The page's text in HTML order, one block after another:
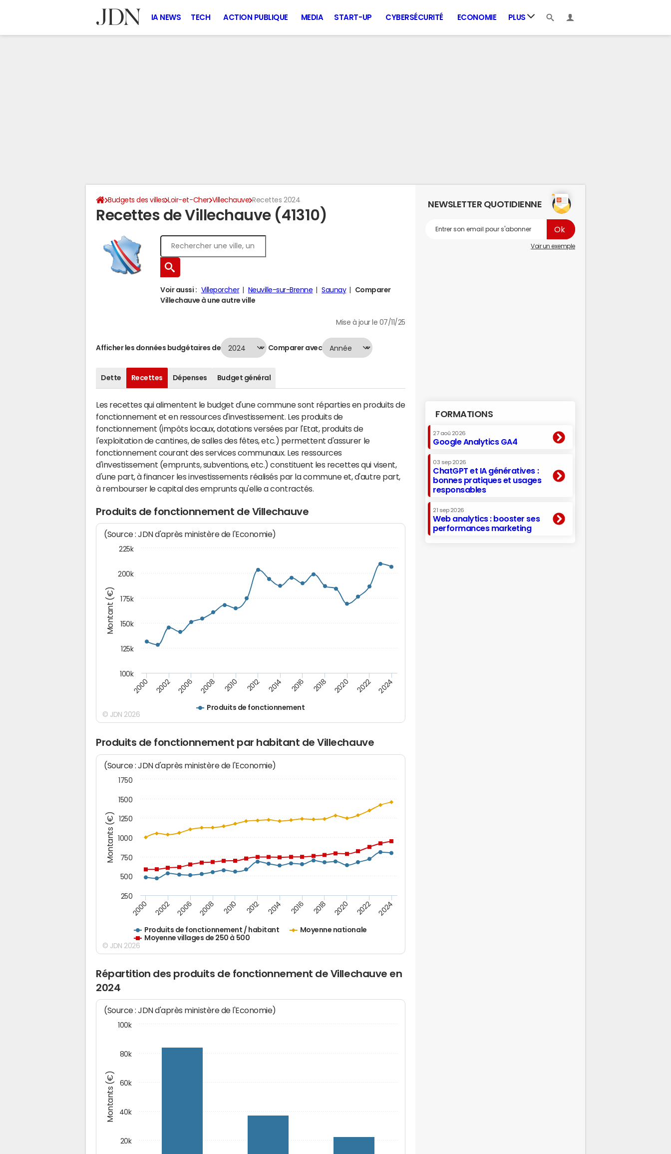
IA NEWS TECH ACTION PUBLIQUE MEDIA START-UP CYBERSÉCURITÉ ECONOMIE PLUS
Budgets des villes Loir-et-Cher Villechauve Recettes 2024
Recettes de Villechauve (41310)
Voir aussi : Villeporcher Neuville-sur-Brenne Saunay
Comparer
Villechauve à une autre ville
Mise à jour le 07/11/25
Afficher les données budgétaires de Comparer avec
Dette Recettes Dépenses Budget général
Les recettes qui alimentent le budget d'une commune sont réparties en produits de
fonctionnement et en ressources d'investissement. Les produits de
fonctionnement (impôts locaux, dotations versées par l'Etat, produits de
l'exploitation de cantines, de salles des fêtes, etc.) permettent d'assurer le
fonctionnement courant des services communaux. Les ressources
d'investissement (emprunts, subventions, etc.) constituent les recettes qui visent,
d'une part, à financer les investissements réalisés par la commune et, d'autre part,
à rembourser le capital des emprunts qu'elle a contractés.
Produits de fonctionnement de Villechauve
Montant (€)
(Source : JDN d'après ministère de l'Economie)
Produits de fonctionnement
2000 2002 2006 2008 2010 2012 2014 2016 2018 2020 2022 2024
100k
125k
150k
175k
200k
225k
© JDN 2026
Produits de fonctionnement par habitant de Villechauve
Montants (€)
(Source : JDN d'après ministère de l'Economie)
Produits de fonctionnement / habitant
Moyenne nationale
Moyenne villages de 250 à 500
2000 2002 2006 2008 2010 2012 2014 2016 2018 2020 2022 2024
250
500
750
1000
1250
1500
1750
© JDN 2026
Répartition des produits de fonctionnement de Villechauve en
2024
Montants (€)
(Source : JDN d'après ministère de l'Economie)
20k
40k
60k
80k
100k
NEWSLETTER QUOTIDIENNE
Voir un exemple
FORMATIONS
27 aoû 2026
Google Analytics GA4
03 sep 2026
ChatGPT et IA génératives :
bonnes pratiques et usages
responsables
21 sep 2026
Web analytics : booster ses
performances marketing